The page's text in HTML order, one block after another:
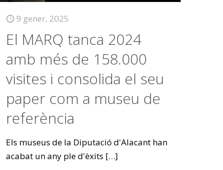
9 gener, 2025
El MARQ tanca 2024
amb més de 158.000
visites i consolida el seu
paper com a museu de
referència
Els museus de la Diputació d'Alacant han
acabat un any ple d'èxits […]